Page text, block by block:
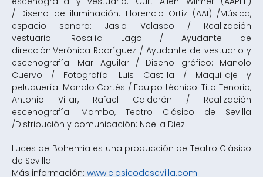
/ Diseño de iluminación: Florencio Ortiz (AAI) /Música,
espacio sonoro: Jasio Velasco / Realización
vestuario: Rosalía Lago / Ayudante de
dirección:Verónica Rodríguez / Ayudante de vestuario y
escenografía: Mar Aguilar / Diseño gráfico: Manolo
Cuervo / Fotografía: Luis Castilla / Maquillaje y
peluquería: Manolo Cortés / Equipo técnico: Tito Tenorio,
Antonio Villar, Rafael Calderón / Realización
escenografía: Mambo, Teatro Clásico de Sevilla
/Distribución y comunicación: Noelia Diez.
Luces de Bohemia es una producción de Teatro Clásico
de Sevilla.
Más información: www.clasicodesevilla.com